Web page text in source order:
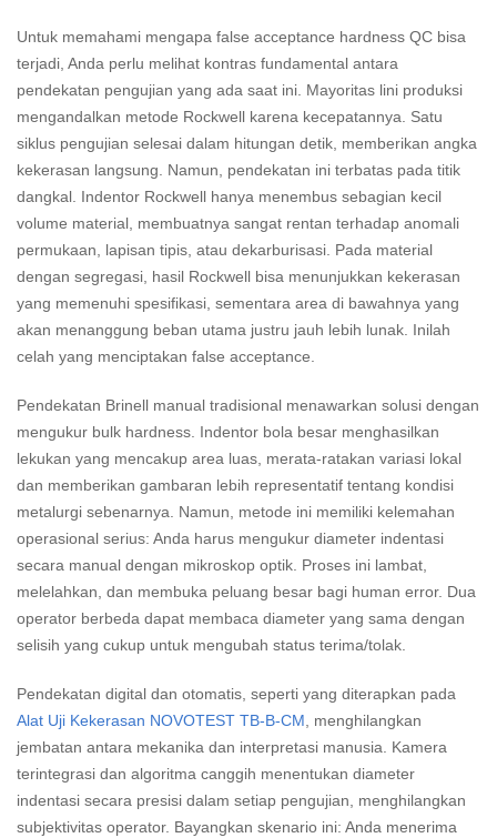
Untuk memahami mengapa false acceptance hardness QC bisa
terjadi, Anda perlu melihat kontras fundamental antara
pendekatan pengujian yang ada saat ini. Mayoritas lini produksi
mengandalkan metode Rockwell karena kecepatannya. Satu
siklus pengujian selesai dalam hitungan detik, memberikan angka
kekerasan langsung. Namun, pendekatan ini terbatas pada titik
dangkal. Indentor Rockwell hanya menembus sebagian kecil
volume material, membuatnya sangat rentan terhadap anomali
permukaan, lapisan tipis, atau dekarburisasi. Pada material
dengan segregasi, hasil Rockwell bisa menunjukkan kekerasan
yang memenuhi spesifikasi, sementara area di bawahnya yang
akan menanggung beban utama justru jauh lebih lunak. Inilah
celah yang menciptakan false acceptance.
Pendekatan Brinell manual tradisional menawarkan solusi dengan
mengukur bulk hardness. Indentor bola besar menghasilkan
lekukan yang mencakup area luas, merata-ratakan variasi lokal
dan memberikan gambaran lebih representatif tentang kondisi
metalurgi sebenarnya. Namun, metode ini memiliki kelemahan
operasional serius: Anda harus mengukur diameter indentasi
secara manual dengan mikroskop optik. Proses ini lambat,
melelahkan, dan membuka peluang besar bagi human error. Dua
operator berbeda dapat membaca diameter yang sama dengan
selisih yang cukup untuk mengubah status terima/tolak.
Pendekatan digital dan otomatis, seperti yang diterapkan pada
Alat Uji Kekerasan NOVOTEST TB-B-CM , menghilangkan
jembatan antara mekanika dan interpretasi manusia. Kamera
terintegrasi dan algoritma canggih menentukan diameter
indentasi secara presisi dalam setiap pengujian, menghilangkan
subjektivitas operator. Bayangkan skenario ini: Anda menerima